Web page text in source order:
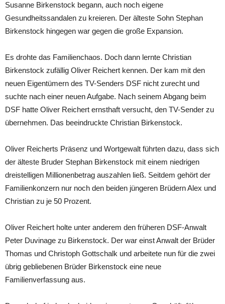
Susanne Birkenstock begann, auch noch eigene
Gesundheitssandalen zu kreieren. Der älteste Sohn Stephan
Birkenstock hingegen war gegen die große Expansion.
Es drohte das Familienchaos. Doch dann lernte Christian
Birkenstock zufällig Oliver Reichert kennen. Der kam mit den
neuen Eigentümern des TV-Senders DSF nicht zurecht und
suchte nach einer neuen Aufgabe. Nach seinem Abgang beim
DSF hatte Oliver Reichert ernsthaft versucht, den TV-Sender zu
übernehmen. Das beeindruckte Christian Birkenstock.
Oliver Reicherts Präsenz und Wortgewalt führten dazu, dass sich
der älteste Bruder Stephan Birkenstock mit einem niedrigen
dreistelligen Millionenbetrag auszahlen ließ. Seitdem gehört der
Familienkonzern nur noch den beiden jüngeren Brüdern Alex und
Christian zu je 50 Prozent.
Oliver Reichert holte unter anderem den früheren DSF-Anwalt
Peter Duvinage zu Birkenstock. Der war einst Anwalt der Brüder
Thomas und Christoph Gottschalk und arbeitete nun für die zwei
übrig gebliebenen Brüder Birkenstock eine neue
Familienverfassung aus.